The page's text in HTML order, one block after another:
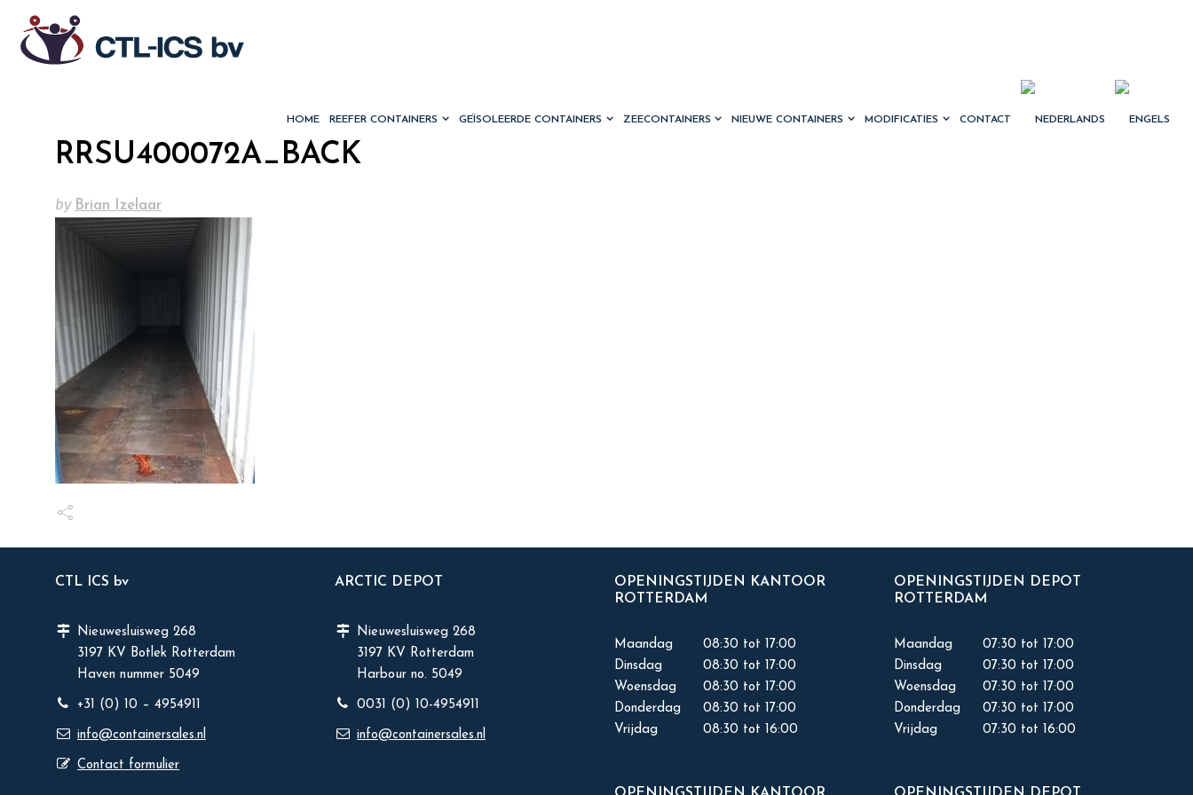
HOME REEFER CONTAINERS GEÏSOLEERDE CONTAINERS ZEECONTAINERS NIEUWE CONTAINERS MODIFICATIES CONTACT
RRSU400072A_BACK
by Brian Izelaar
CTL ICS bv
Nieuwesluisweg 268
3197 KV Botlek Rotterdam
Haven nummer 5049
+31 (0) 10 – 4954911
info@containersales.nl
Contact formulier
ARCTIC DEPOT
Nieuwesluisweg 268
3197 KV Rotterdam
Harbour no. 5049
0031 (0) 10-4954911
info@containersales.nl
OPENINGSTIJDEN KANTOOR
ROTTERDAM
Maandag
08:30 tot 17:00
Dinsdag
08:30 tot 17:00
Woensdag
08:30 tot 17:00
Donderdag
08:30 tot 17:00
Vrijdag
08:30 tot 16:00
OPENINGSTIJDEN DEPOT
ROTTERDAM
Maandag
07:30 tot 17:00
Dinsdag
07:30 tot 17:00
Woensdag
07:30 tot 17:00
Donderdag
07:30 tot 17:00
Vrijdag
07:30 tot 16:00